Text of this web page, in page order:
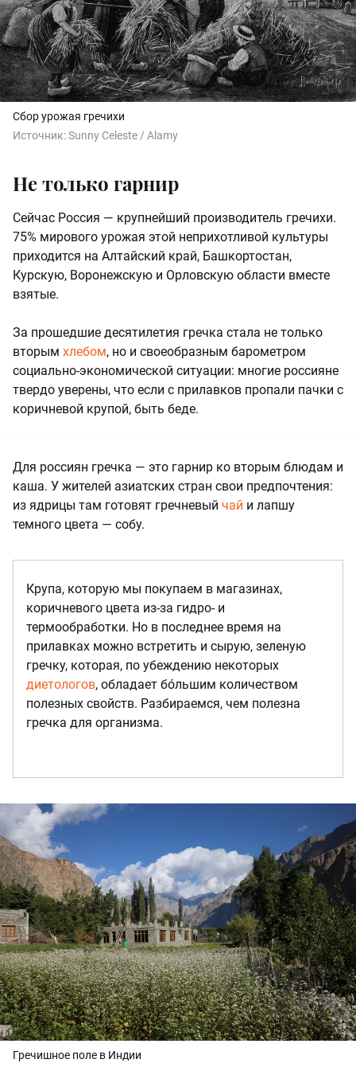
Сбор урожая гречихи
Источник:Sunny Celeste / Alamy
Не только гарнир
Сейчас Россия — крупнейший производитель гречихи.
75% мирового урожая этой неприхотливой культуры
приходится на Алтайский край, Башкортостан,
Курскую, Воронежскую и Орловскую области вместе
взятые.
За прошедшие десятилетия гречка стала не только
вторым хлебом, но и своеобразным барометром
социально-экономической ситуации: многие россияне
твердо уверены, что если с прилавков пропали пачки с
коричневой крупой, быть беде.
Для россиян гречка — это гарнир ко вторым блюдам и
каша. У жителей азиатских стран свои предпочтения:
из ядрицы там готовят гречневый чай и лапшу
темного цвета — собу.
Крупа, которую мы покупаем в магазинах,
коричневого цвета из-за гидро- и
термообработки. Но в последнее время на
прилавках можно встретить и сырую, зеленую
гречку, которая, по убеждению некоторых
диетологов, обладает бо́льшим количеством
полезных свойств. Разбираемся, чем полезна
гречка для организма.
Гречишное поле в Индии